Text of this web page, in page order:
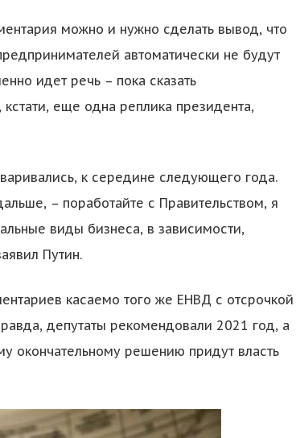
можно и нужно сделать вывод, что
автоматически не будут
идет речь – пока сказать
еще одна реплика президента,
к середине следующего года.
– поработайте с Правительством, я
виды бизнеса, в зависимости,
Путин.
касаемо того же ЕНВД с отсрочкой
депутаты рекомендовали 2021 год, а
окончательному решению придут власть